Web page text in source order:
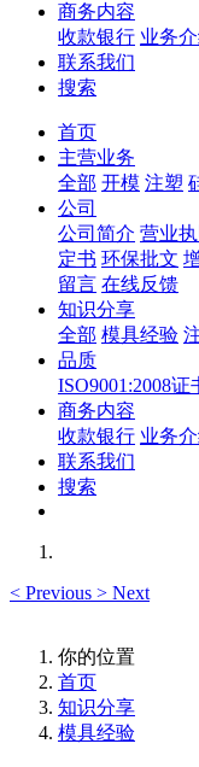
商务内容
收款银行 业务
联系我们
搜索
首页
主营业务
全部 开模 注塑
公司
公司简介 营业
定书 环保批文
留言 在线反馈
知识分享
全部 模具经验
品质
ISO9001:2008证
商务内容
收款银行 业务
联系我们
搜索
< Previous > Next
你的位置
首页
知识分享
模具经验